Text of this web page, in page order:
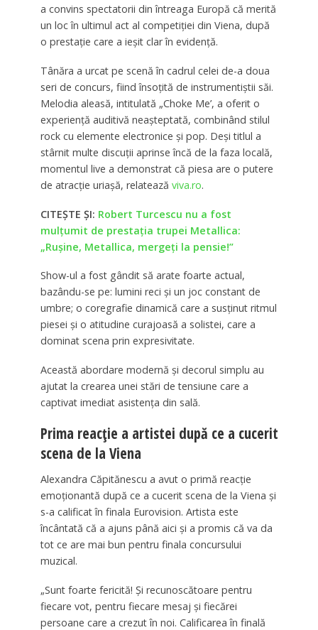
a convins spectatorii din întreaga Europă că merită
un loc în ultimul act al competiției din Viena, după
o prestație care a ieșit clar în evidență.
Tânăra a urcat pe scenă în cadrul celei de-a doua
seri de concurs, fiind însoțită de instrumentiștii săi.
Melodia aleasă, intitulată „Choke Me’, a oferit o
experiență auditivă neașteptată, combinând stilul
rock cu elemente electronice și pop. Deși titlul a
stârnit multe discuții aprinse încă de la faza locală,
momentul live a demonstrat că piesa are o putere
de atracție uriașă, relatează viva.ro.
CITEȘTE ȘI: Robert Turcescu nu a fost
mulțumit de prestația trupei Metallica:
„Rușine, Metallica, mergeți la pensie!”
Show-ul a fost gândit să arate foarte actual,
bazându-se pe: lumini reci și un joc constant de
umbre; o coregrafie dinamică care a susținut ritmul
piesei și o atitudine curajoasă a solistei, care a
dominat scena prin expresivitate.
Această abordare modernă și decorul simplu au
ajutat la crearea unei stări de tensiune care a
captivat imediat asistența din sală.
Prima reacție a artistei după ce a cucerit
scena de la Viena
Alexandra Căpitănescu a avut o primă reacție
emoționantă după ce a cucerit scena de la Viena și
s-a calificat în finala Eurovision. Artista este
încântată că a ajuns până aici și a promis că va da
tot ce are mai bun pentru finala concursului
muzical.
„Sunt foarte fericită! Și recunoscătoare pentru
fiecare vot, pentru fiecare mesaj și fiecărei
persoane care a crezut în noi. Calificarea în finală